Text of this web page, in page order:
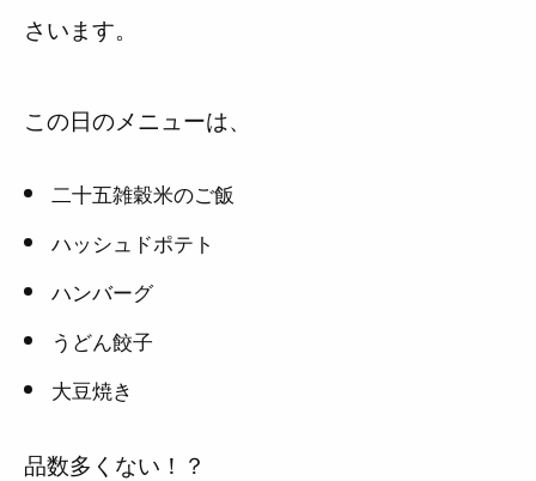
さいます。
この日のメニューは、
二十五雑穀米のご飯
ハッシュドポテト
ハンバーグ
うどん餃子
大豆焼き
品数多くない！？